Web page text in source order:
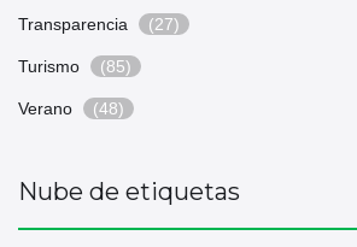
Transparencia (27)
Turismo (85)
Verano (48)
Nube de etiquetas